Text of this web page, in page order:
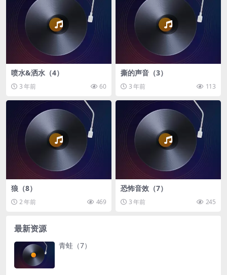
喷水&洒水（4）
3 年前 60
撕的声音（3）
3 年前 113
狼（8）
2 年前 469
恐怖音效（7）
3 年前 245
最新资源
青蛙（7）